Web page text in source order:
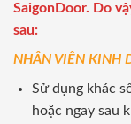
SaigonDoor. Do
sau:
NHÂN VIÊN KINH
Sử dụng khác
hoặc ngay sau